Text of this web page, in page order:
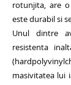
rotunjita, are
este durabil si
Unul dintre
resistenta
masivitatea lui